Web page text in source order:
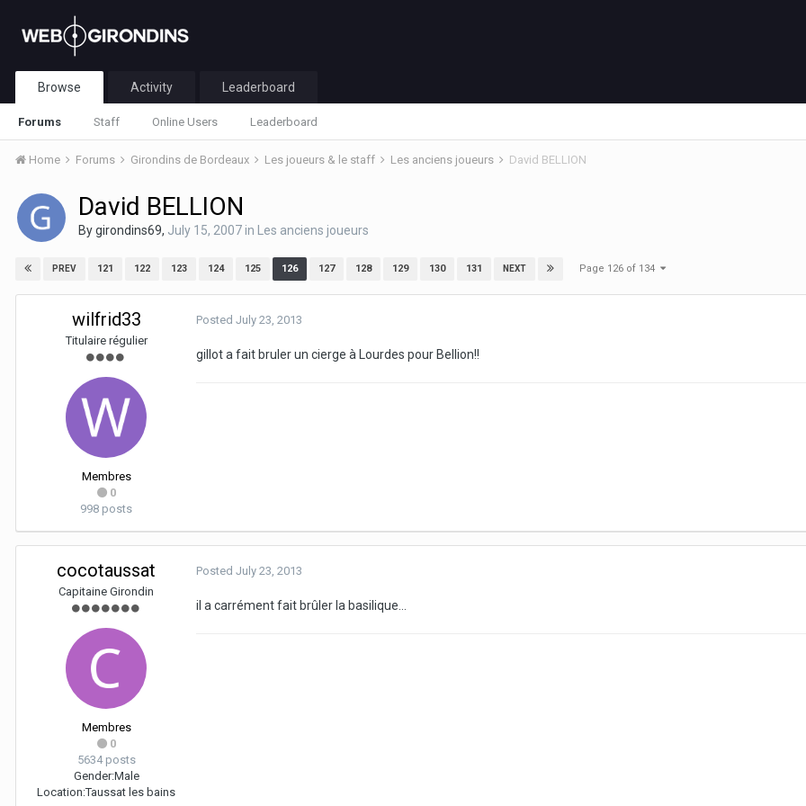
Browse
Forums Staff Online Users Leaderboard
Activity Leaderboard
Home Forums Girondins de Bordeaux Les joueurs & le staff Les anciens joueurs David BELLION
David BELLION
Bygirondins69, July 15, 2007in Les anciens joueurs
PREV 121 122 123 124 125 126 127 128 129 130 131 NEXT Page 126 of 134
wilfrid33
Titulaire régulier
Membres
0
998 posts
Posted July 23, 2013
gillot a fait bruler un cierge à Lourdes pour Bellion!!
cocotaussat
Capitaine Girondin
Membres
0
5634 posts
Gender:Male
Location:Taussat les bains
Posted July 23, 2013
il a carrément fait brûler la basilique...